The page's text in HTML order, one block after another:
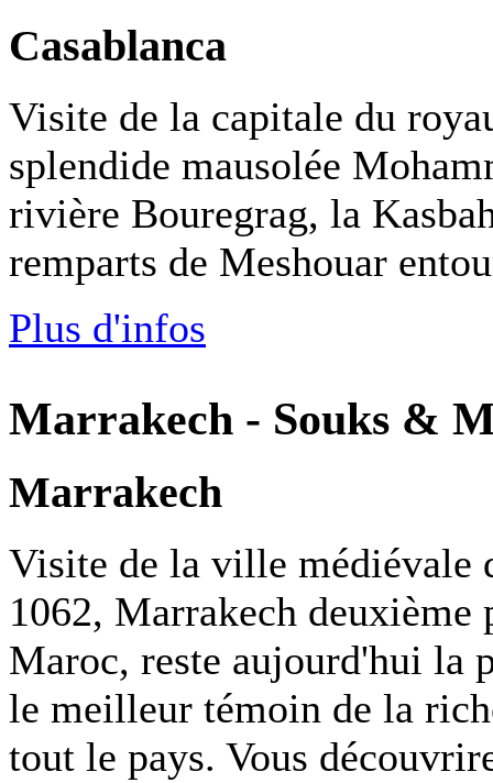
Casablanca
Visite de la capitale du
splendide mausolée
rivière Bouregrag, la
remparts de Meshouar
Plus d'infos
Marrakech - Souks &
Marrakech
Visite de la ville médiévale
1062, Marrakech
Maroc, reste aujourd'hui la
le meilleur témoin de la
tout le pays. Vous